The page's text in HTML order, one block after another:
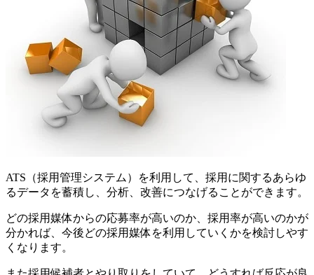
ATS（採用管理システム）を利用して、採用に関するあらゆ
るデータを蓄積し、分析、改善につなげることができます。
どの採用媒体からの応募率が高いのか、採用率が高いのかが
分かれば、今後どの採用媒体を利用していくかを検討しやす
くなります。